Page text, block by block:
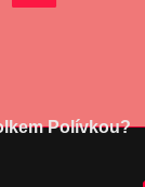
Polívkou?